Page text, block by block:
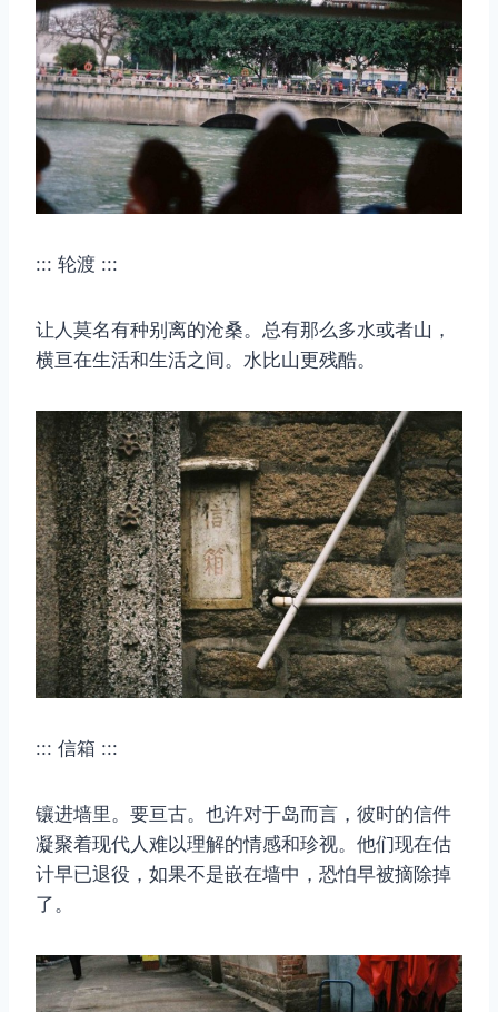
::: 轮渡 :::
让人莫名有种别离的沧桑。总有那么多水或者山，
横亘在生活和生活之间。水比山更残酷。
::: 信箱 :::
镶进墙里。要亘古。也许对于岛而言，彼时的信件
凝聚着现代人难以理解的情感和珍视。他们现在估
计早已退役，如果不是嵌在墙中，恐怕早被摘除掉
了。